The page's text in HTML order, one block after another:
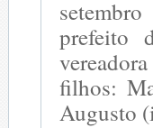
prefeito
filhos:
Augusto